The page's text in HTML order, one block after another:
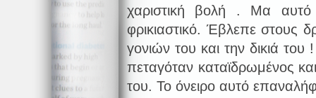
χαριστική βολή . Μα αυτό
φρικιαστικό. Έβλεπε στους
γονιών του και την δικιά
πεταγόταν καταϊδρωμένος
του. Το όνειρο αυτό